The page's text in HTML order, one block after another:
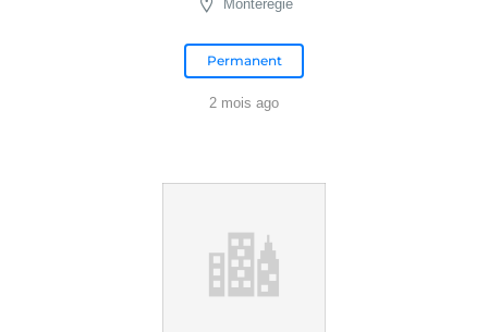
Montérégie
Permanent
2 mois ago